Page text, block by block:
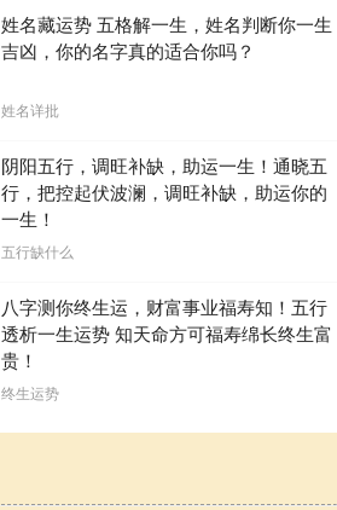
姓名藏运势 五格解一生，姓名判断你一生
吉凶，你的名字真的适合你吗？
姓名详批
阴阳五行，调旺补缺，助运一生！通晓五
行，把控起伏波澜，调旺补缺，助运你的
一生！
五行缺什么
八字测你终生运，财富事业福寿知！五行
透析一生运势 知天命方可福寿绵长终生富
贵！
终生运势